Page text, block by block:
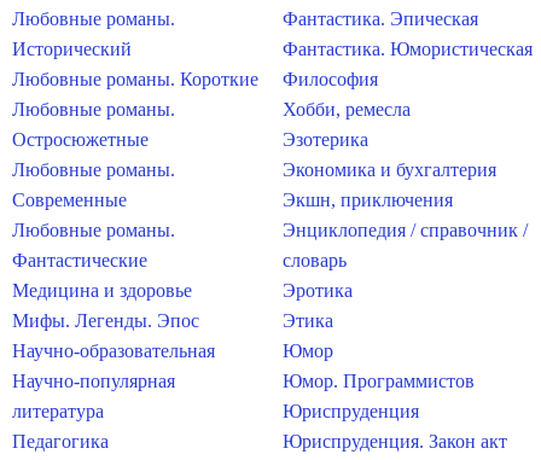
Любовные романы.
Исторический
Любовные романы. Короткие
Любовные романы.
Остросюжетные
Любовные романы.
Современные
Любовные романы.
Фантастические
Медицина и здоровье
Мифы. Легенды. Эпос
Научно-образовательная
Научно-популярная
литература
Педагогика
Фантастика. Эпическая
Фантастика. Юмористическая
Философия
Хобби, ремесла
Эзотерика
Экономика и бухгалтерия
Экшн, приключения
Энциклопедия / справочник /
словарь
Эротика
Этика
Юмор
Юмор. Программистов
Юриспруденция
Юриспруденция. Закон акт